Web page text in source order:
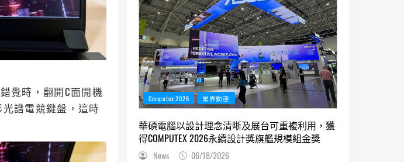
覺時，翻開C面開機
譜電競鍵盤，這時
Computex 2026 業界動態
華碩電腦以設計理念清晰及展台可重複利用，獲
得COMPUTEX 2026永續設計獎旗艦規模組金獎
News 06/18/2026